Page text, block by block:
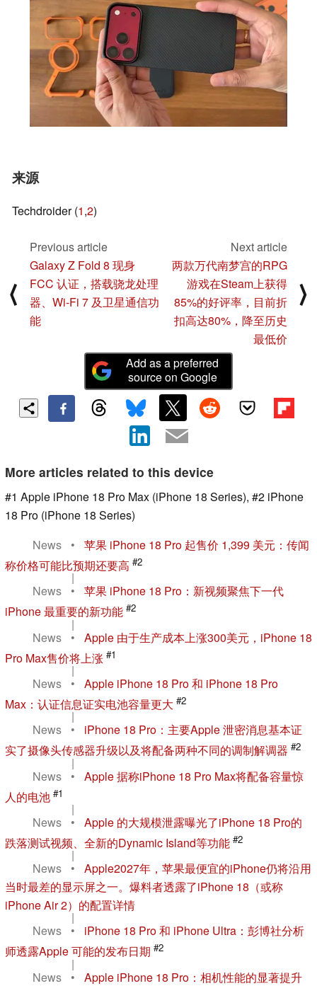
来源
Techdroider (1,2)
⟨
Previous article
Galaxy Z Fold 8 现身
FCC 认证，搭载骁龙处理
器、Wi-Fi 7 及卫星通信功
能
Next article
两款万代南梦宫的RPG
游戏在Steam上获得
85%的好评率，目前折
扣高达80%，降至历史
最低价
⟩
Add as a preferred
source on Google
More articles related to this device
#1 Apple iPhone 18 Pro Max (iPhone 18 Series), #2 iPhone
18 Pro (iPhone 18 Series)
News
•
苹果 iPhone 18 Pro 起售价 1,399 美元：传闻
称价格可能比预期还要高 #2
|
News
•
苹果 iPhone 18 Pro：新视频聚焦下一代
iPhone 最重要的新功能 #2
|
News
•
Apple 由于生产成本上涨300美元，iPhone 18
Pro Max售价将上涨 #1
|
News
•
Apple iPhone 18 Pro 和 iPhone 18 Pro
Max：认证信息证实电池容量更大 #2
|
News
•
iPhone 18 Pro：主要Apple 泄密消息基本证
实了摄像头传感器升级以及将配备两种不同的调制解调器 #2
|
News
•
Apple 据称iPhone 18 Pro Max将配备容量惊
人的电池 #1
|
News
•
Apple 的大规模泄露曝光了iPhone 18 Pro的
跌落测试视频、全新的Dynamic Island等功能 #2
|
News
•
Apple2027年，苹果最便宜的iPhone仍将沿用
当时最差的显示屏之一。爆料者透露了iPhone 18（或称
iPhone Air 2）的配置详情
|
News
•
iPhone 18 Pro 和 iPhone Ultra：彭博社分析
师透露Apple 可能的发布日期 #2
|
News
•
Apple iPhone 18 Pro：相机性能的显著提升